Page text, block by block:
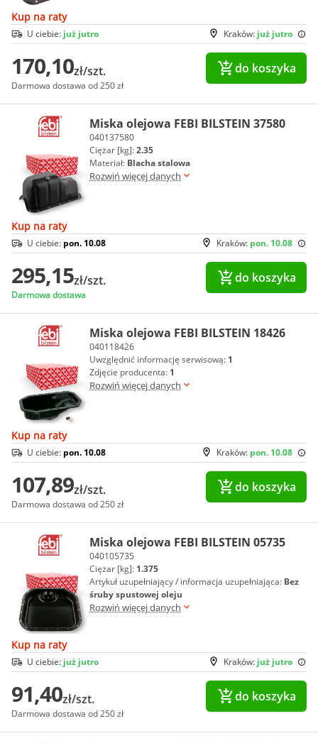
Kup na raty
Kraków: już jutro
U ciebie: już jutro
170,10zł/szt.
Darmowa dostawa od 250 zł
do koszyka
Miska olejowa FEBI BILSTEIN 37580
040137580
Ciężar [kg]:2.35
Materiał: Blacha stalowa
Rozwiń więcej danych
Kup na raty
Kraków: pon. 10.08
U ciebie: pon. 10.08
295,15zł/szt.
Darmowa dostawa
do koszyka
Miska olejowa FEBI BILSTEIN 18426
040118426
Uwzględnić informację serwisową: 1
Zdjęcie producenta: 1
Rozwiń więcej danych
Kup na raty
Kraków: pon. 10.08
U ciebie: pon. 10.08
107,89zł/szt.
Darmowa dostawa od 250 zł
do koszyka
Miska olejowa FEBI BILSTEIN 05735
040105735
Ciężar [kg]: 1.375
Artykuł uzupełniający / informacja uzupełniająca: Bez
śruby spustowej oleju
Rozwiń więcej danych
Kup na raty
Kraków: już jutro
U ciebie: już jutro
91,40zł/szt.
Darmowa dostawa od 250 zł
do koszyka